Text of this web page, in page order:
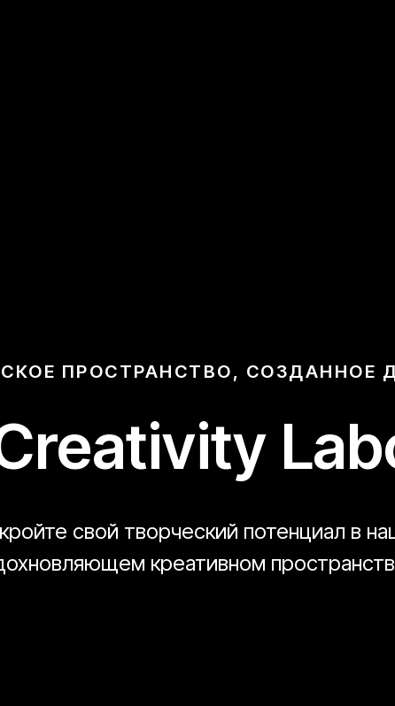
ПРОСТРАНСТВО, СОЗДАННОЕ
свой творческий потенциал в
креативном